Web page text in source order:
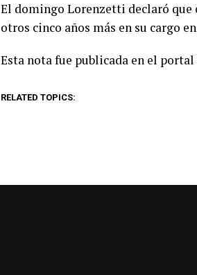
El domingo Lorenzetti declaró que
otros cinco años más en su cargo
Esta nota fue publicada en el
RELATED TOPICS: